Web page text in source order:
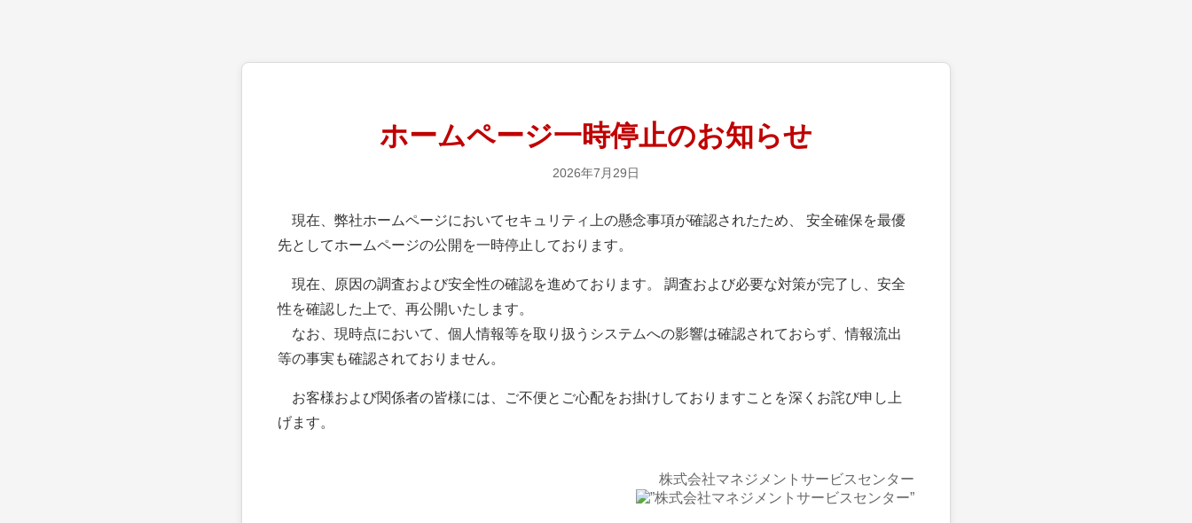
ホームページ一時停止のお知らせ
2026年7月29日
現在、弊社ホームページにおいてセキュリティ上の懸念事項が確認されたため、 安全確保を最優
先としてホームページの公開を一時停止しております。
現在、原因の調査および安全性の確認を進めております。 調査および必要な対策が完了し、安全
性を確認した上で、再公開いたします。
なお、現時点において、個人情報等を取り扱うシステムへの影響は確認されておらず、情報流出
等の事実も確認されておりません。
お客様および関係者の皆様には、ご不便とご心配をお掛けしておりますことを深くお詫び申し上
げます。
株式会社マネジメントサービスセンター